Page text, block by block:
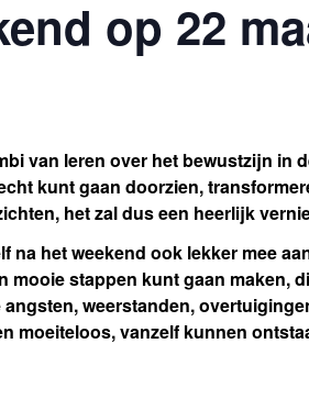
op 22
van leren over het bewustzijn in
kunt gaan doorzien,
het zal dus een heerlijk
na het weekend ook lekker mee
mooie stappen kunt gaan maken,
weerstanden,
moeiteloos, vanzelf kunnen